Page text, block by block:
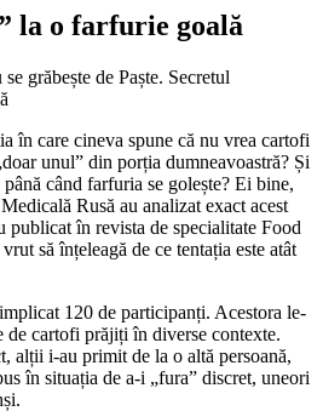
la o farfurie goală
în care cineva spune că nu vrea cartofi
unul” din porția dumneavoastră? Și
când farfuria se golește? Ei bine,
Rusă au analizat exact acest
publicat în revista de specialitate Food
să înțeleagă de ce tentația este atât
120 de participanți. Acestora le-
cartofi prăjiți în diverse contexte.
alții i-au primit de la o altă persoană,
în situația de a-i „fura” discret, uneori